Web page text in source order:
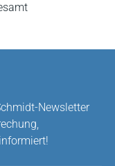
Newsletter